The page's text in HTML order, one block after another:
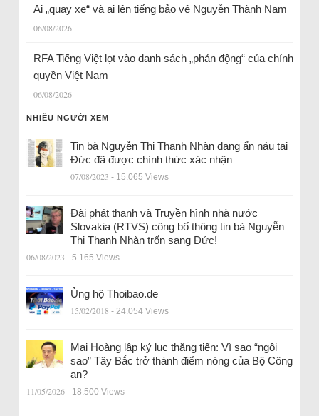
Ai „quay xe“ và ai lên tiếng bảo vệ Nguyễn Thành Nam
06/08/2026
RFA Tiếng Việt lọt vào danh sách „phản động“ của chính
quyền Việt Nam
06/08/2026
NHIỀU NGƯỜI XEM
Tin bà Nguyễn Thị Thanh Nhàn đang ẩn náu tại
Đức đã được chính thức xác nhận
07/08/2023 - 15.065 Views
Đài phát thanh và Truyền hình nhà nước
Slovakia (RTVS) công bố thông tin bà Nguyễn
Thị Thanh Nhàn trốn sang Đức!
06/08/2023 - 5.165 Views
Ủng hộ Thoibao.de
15/02/2018 - 24.054 Views
Mai Hoàng lập kỷ lục thăng tiến: Vì sao “ngôi
sao” Tây Bắc trở thành điểm nóng của Bộ Công
an?
11/05/2026 - 18.500 Views